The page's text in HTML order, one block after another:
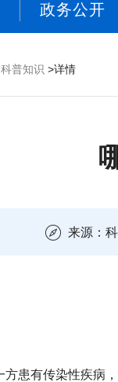
政务公开
科普知识 >详情
来源：
患有传染性疾病